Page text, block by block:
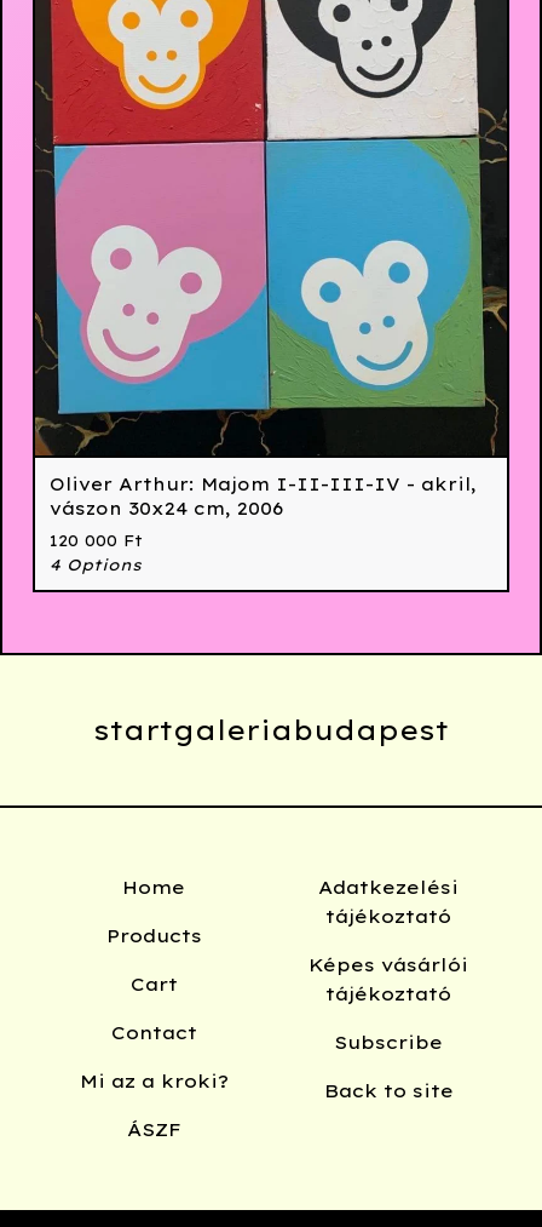
Oliver Arthur: Majom I-II-III-IV - akril,
vászon 30x24 cm, 2006
120 000 Ft
4 Options
startgaleriabudapest
Home
Products
Cart
Contact
Mi az a kroki?
ÁSZF
Adatkezelési
tájékoztató
Képes vásárlói
tájékoztató
Subscribe
Back to site